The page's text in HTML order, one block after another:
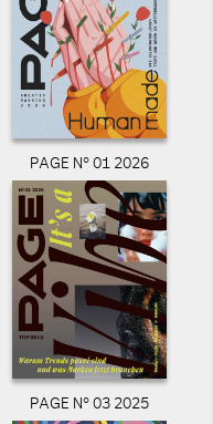
PAGE N° 01 2026
PAGE N° 03 2025